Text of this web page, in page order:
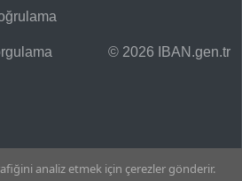
© 2026 IBAN.gen.tr
analiz etmek için çerezler gönderir.